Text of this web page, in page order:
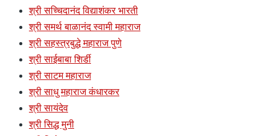
श्री सच्चिदानंद विद्याशंकर भारती
श्री समर्थ बाळानंद स्वामी महाराज
श्री सहस्त्रबुद्धे महाराज पुणे
श्री साईबाबा शिर्डी
श्री साटम महाराज
श्री साधु महाराज कंधारकर
श्री सायंदेव
श्री सिद्ध मुनी